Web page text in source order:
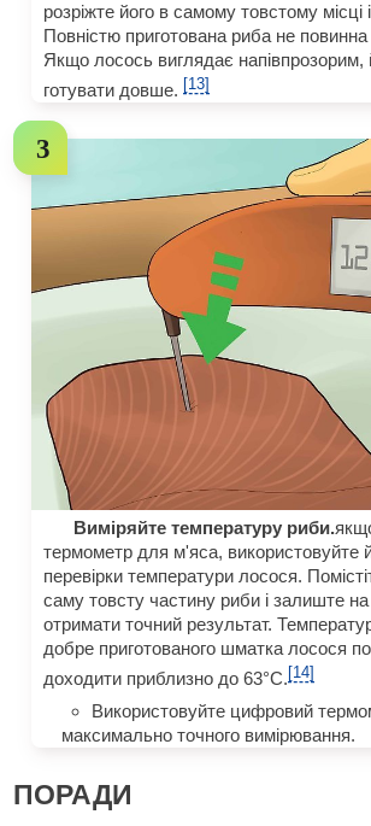
розріжте його в самому товстому місці
Повністю приготована риба не повинна
Якщо лосось виглядає напівпрозорим,
готувати довше. [13]
Виміряйте температуру риби.
термометр для м'яса, використовуйте
перевірки температури лосося.
саму товсту частину риби і залиште
отримати точний результат.
добре приготованого шматка лосося
доходити приблизно до 63°С.[14]
Використовуйте цифровий
максимально точного вимірювання.
ПОРАДИ